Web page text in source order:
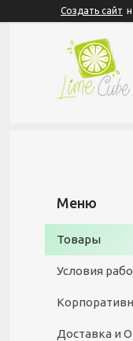
Создать сайт
Товары
Условия
Доставка и